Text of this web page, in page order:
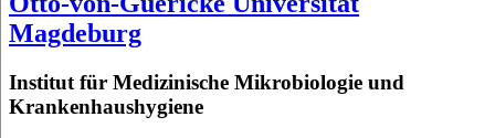
Magdeburg
Institut für Medizinische Mikrobiologie und
Krankenhaushygiene